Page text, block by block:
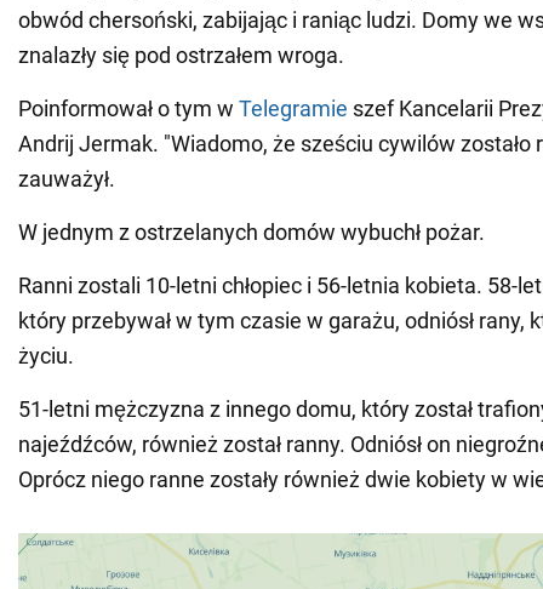
obwód chersoński, zabijając i raniąc ludzi. Domy we
znalazły się pod ostrzałem wroga.
Poinformował o tym w Telegramie szef Kancelarii
Andrij Jermak. "Wiadomo, że sześciu cywilów zostało
zauważył.
W jednym z ostrzelanych domów wybuchł pożar.
Ranni zostali 10-letni chłopiec i 56-letnia kobieta. 58-
który przebywał w tym czasie w garażu, odniósł rany,
życiu.
51-letni mężczyzna z innego domu, który został
najeźdźców, również został ranny. Odniósł on
Oprócz niego ranne zostały również dwie kobiety w